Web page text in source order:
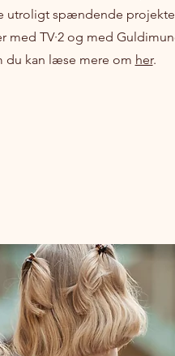
utroligt spændende
TV·2 og med
du kan læse mere om her.